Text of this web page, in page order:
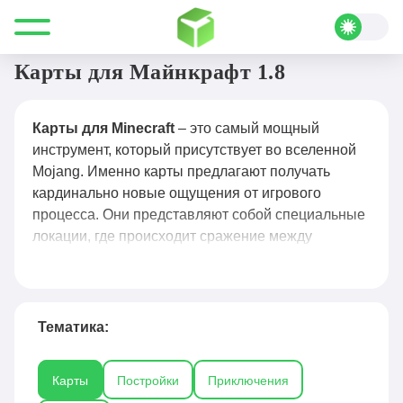
Все для Minecraft Карты
Карты для Майнкрафт 1.8
Карты для Minecraft – это самый мощный
инструмент, который присутствует во вселенной
Mojang. Именно карты предлагают получать
кардинально новые ощущения от игрового
процесса. Они представляют собой специальные
локации, где происходит сражение между
Minecraftи становятся лучшим инструментом,
времяпровождения в одиночку или со своими
друзьями. Обращаясь к ним, можно побывать в
Тематика:
Карты Постройки Приключения